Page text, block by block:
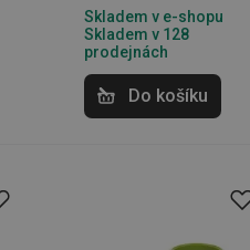
Skladem v e-shopu
Skladem v 128
prodejnách
Do košíku